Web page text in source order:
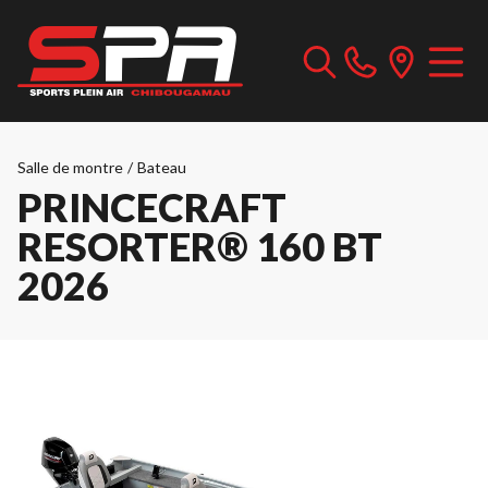
Salle de montre / Bateau
PRINCECRAFT
RESORTER® 160 BT
2026